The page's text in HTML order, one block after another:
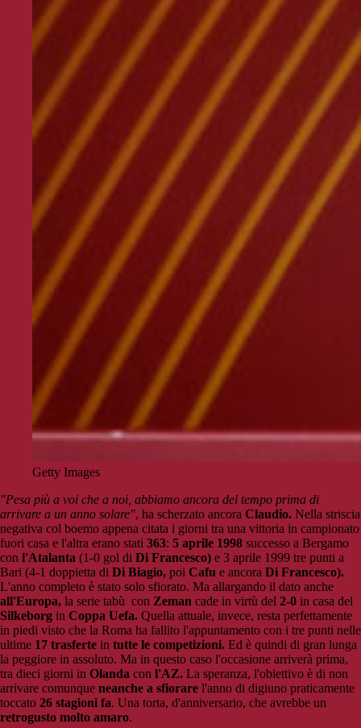
Getty Images
"Pesa più a voi che a noi, abbiamo ancora del tempo prima di
arrivare a un anno solare", ha scherzato ancora Claudio. Nella striscia
negativa col boemo appena citata i giorni tra una vittoria in campionato
fuori casa e l'altra erano stati 363: 5 aprile 1998 successo a Bergamo
con l'Atalanta (1-0 gol di Di Francesco) e 3 aprile 1999 tre punti a
Bari (4-1 doppietta di Di Biagio, poi Cafu e ancora Di Francesco).
L'anno completo è stato solo sfiorato. Ma allargando il dato anche
all'Europa, la serie tabù con Zeman cade in virtù del 2-0 in casa del
Silkeborg in Coppa Uefa. Quella attuale, invece, resta perfettamente
in piedi visto che la Roma ha fallito l'appuntamento con i tre punti nelle
ultime 17 trasferte in tutte le competizioni. Ed è quindi di gran lunga
la peggiore in assoluto. Ma in questo caso l'occasione arriverà prima,
tra dieci giorni in Olanda con l'AZ. La speranza, l'obiettivo è di non
arrivare comunque neanche a sfiorare l'anno di digiuno praticamente
toccato 26 stagioni fa. Una torta, d'anniversario, che avrebbe un
retrogusto molto amaro.